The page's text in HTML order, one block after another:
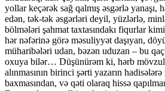
yollar keçərək sağ qalmış əsgərlə yanaşı,
edən, tək-tək əsgərləri deyil, yüzlərlə,
bölmələri şahmat taxtasındakı fiqurlar
hər nəfərinə görə məsuliyyət daşıyan,
müharibələri udan, bəzən uduzan – bu
oxuya bilər… Düşünürəm ki, hərb
alınmasının birinci şərti yazarın
baxmasından, və qəti olaraq hissə